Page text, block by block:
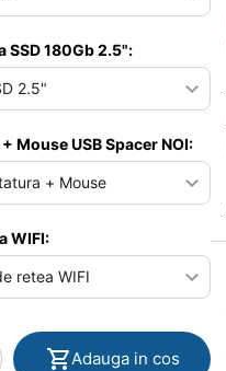
SSD 180Gb 2.5":
Mouse USB Spacer NOI:
WIFI:
Adauga in cos